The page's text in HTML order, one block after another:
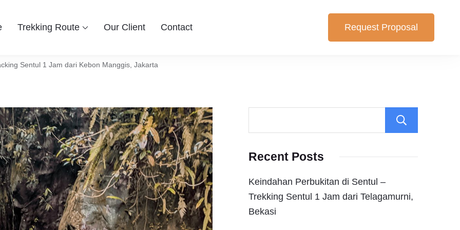
berwisata ke Bogor Sentul, Hiking dan Trekking Sentul pilihan yang cocok untuk anda. Berikut Pilihan Harga Paket ,
Trekking Route Our Client Contact Request Proposal
Sentul 1 Jam dari Kebon Manggis, Jakarta
Recent Posts
Keindahan Perbukitan di Sentul –
Trekking Sentul 1 Jam dari Telagamurni,
Bekasi